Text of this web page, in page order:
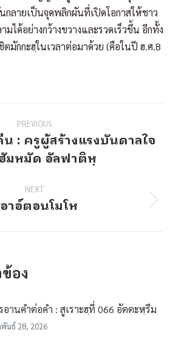
กลายเป็นจุดพลิกผันที่เปิดโอกาสให้ชาว
ได้อย่างกว้างขวางและรวดเร็วขึ้น อีกทั้ง
มักกะฮฺในเวลาต่อมาด้วย (คือในปี ฮ.ศ.8
PREVIOUS
Previous
: ครูผู้สร้างแรงบันดาลใจ
มหมัด อัลฟาติหฺ
NEXT
Next
าอ์ตอนโมโห
อง
อานคำต่อคำ : สูเราะฮฺที่ 066 อัตตะหฺรีม
นธ์ 28, 2026